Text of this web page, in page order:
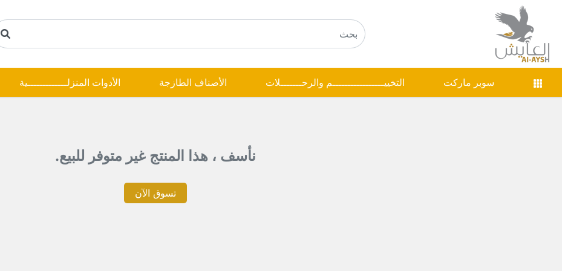
سوبر ماركت التخييـــــــــــــــــم والرحـــــــلات الأصناف الطازجة الأدوات المنزلـــــــــــــية
نأسف ، هذا المنتج غير متوفر للبيع.
تسوق الآن